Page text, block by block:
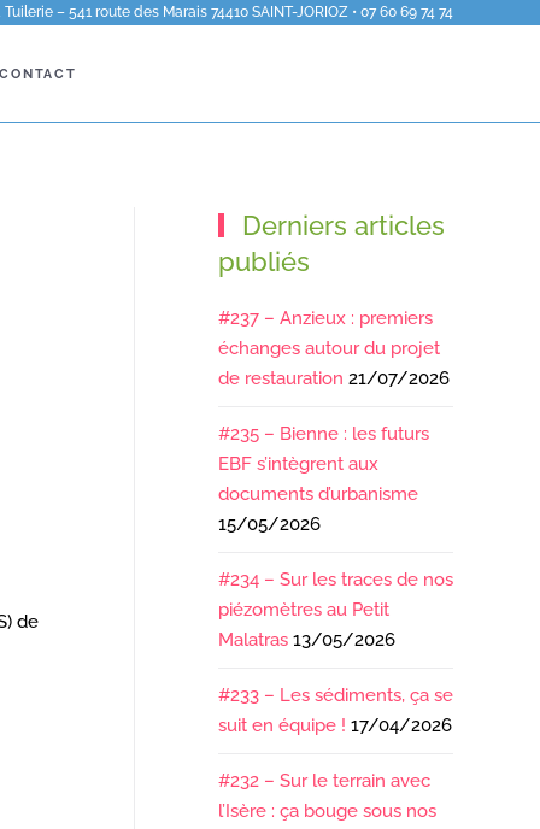
– 541 route des Marais 74410 SAINT-JORIOZ • 07 60 69 74 74
CONTACT
de
Derniers articles
publiés
#237 – Anzieux : premiers
échanges autour du projet
de restauration 21/07/2026
#235 – Bienne : les futurs
EBF s’intègrent aux
documents d’urbanisme
15/05/2026
#234 – Sur les traces de nos
piézomètres au Petit
Malatras 13/05/2026
#233 – Les sédiments, ça se
suit en équipe ! 17/04/2026
#232 – Sur le terrain avec
l’Isère : ça bouge sous nos